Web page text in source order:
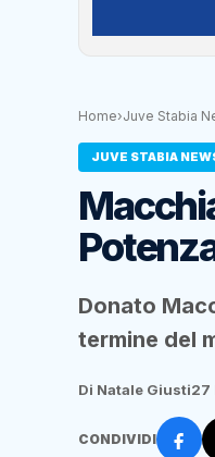
Home›Juve Stabia
JUVE STABIA
Donato
termine del
Di Natale Giusti27
CONDIVIDI